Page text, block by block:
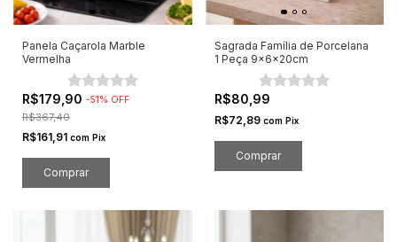
Panela Caçarola Marble
Vermelha
R$179,90 -51 % OFF
R$367,40
R$161,91 com Pix
Comprar
Sagrada Família de Porcelana
1 Peça 9x6x20cm
R$80,99
R$72,89 com Pix